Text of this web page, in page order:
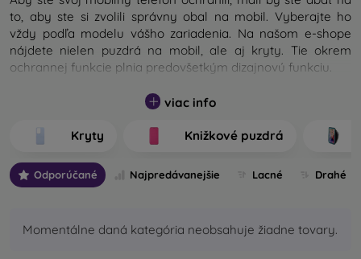
to, aby ste si zvolili správny obal na mobil. Vyberajte ho
vždy podľa modelu vášho zariadenia. Na našom e-shope
nájdete nielen puzdrá na mobil, ale aj kryty. Tie okrem
ochrannej funkcie plnia predovšetkým dizajnovú funkciu.
Kryt na mobil môžeme nazvať tiež zadný kryt. Je určený na
ochranu zadnej časti telefónu. Jednotlivé kryty na mobil sa
odlišujú hlavne hrúbkou a použitým materiálom na ich
výrobu.
Aké typy zadných krytov na mobil rozlišujeme?
ultratenké gumené alebo silikónové kryty, ktoré majú
výbornú pružnosť a sú spoľahlivé. Najčastejšie sa
viac info
Kryty Knižkové puzdrá
Odporúčané Najpredávanejšie Lacné Drahé
Momentálne daná kategória neobsahuje žiadne tovary.